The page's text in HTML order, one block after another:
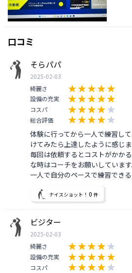
口コミ
そらパパ
2025-02-03
綺麗さ
設備の充実
コスパ
総合評価
体験に行ってから一人で練習し
けてみたら上達したように感じま
毎回は依頼するとコストがかか
な時はコーチをお願いしています
一人で自分のペースで練習でき
ナイスショット！ 0 件
ビジター
2025-02-03
綺麗さ
設備の充実
コスパ